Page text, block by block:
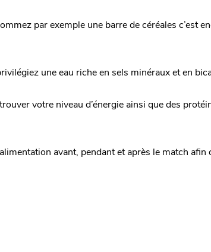
par exemple une barre de céréales c’est
une eau riche en sels minéraux et en
votre niveau d’énergie ainsi que des
avant, pendant et après le match afin